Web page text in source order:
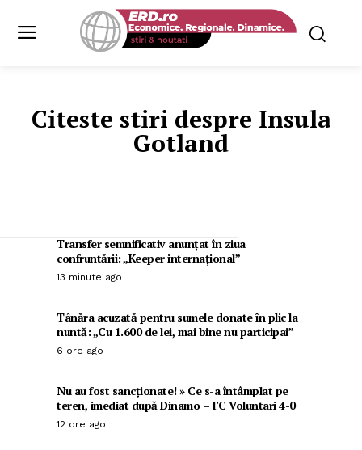
Citeste stiri despre Insula
Gotland
Transfer semnificativ anunțat în ziua
confruntării: „Keeper internațional”
13 minute ago
Tânăra acuzată pentru sumele donate în plic la
nuntă: „Cu 1.600 de lei, mai bine nu participai”
6 ore ago
Nu au fost sancționate! » Ce s-a întâmplat pe
teren, imediat după Dinamo – FC Voluntari 4-0
12 ore ago